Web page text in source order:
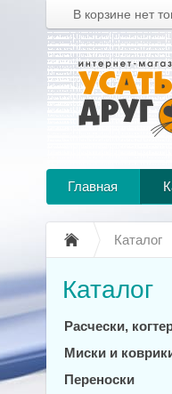
В корзине нет
Главная
Каталог
Каталог
Расчески,
Миски и
Переноски